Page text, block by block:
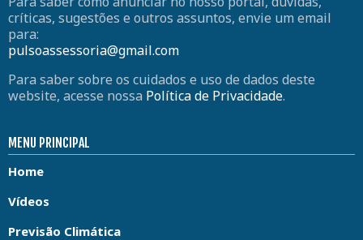
críticas, sugestões e outros assuntos, envie um email
para:
pulsoassessoria@gmail.com
Para saber sobre os cuidados e uso de dados deste
website, acesse nossa Política de Privacidade.
MENU PRINCIPAL
Home
Vídeos
Previsão Climática